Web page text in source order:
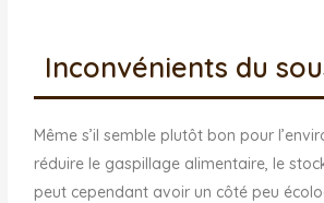
Inconvénients du
Même s’il semble plutôt bon pour
réduire le gaspillage alimentaire, le
peut cependant avoir un côté peu